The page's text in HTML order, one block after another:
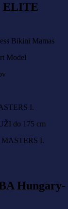
ELITE
Bikini Mamas
Model
I.
do 175 cm
MASTERS I.
Hungary-